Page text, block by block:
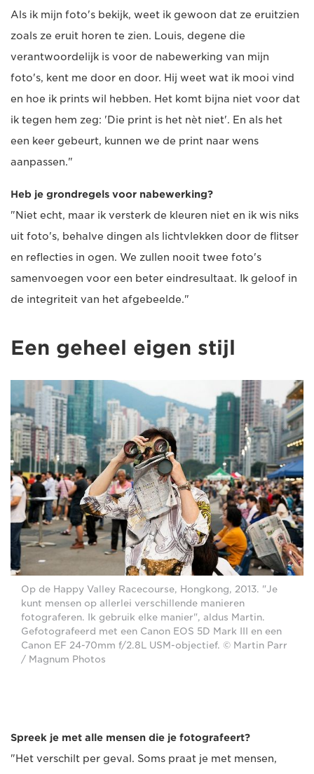
Als ik mijn foto's bekijk, weet ik gewoon dat ze eruitzien
zoals ze eruit horen te zien. Louis, degene die
verantwoordelijk is voor de nabewerking van mijn
foto's, kent me door en door. Hij weet wat ik mooi vind
en hoe ik prints wil hebben. Het komt bijna niet voor dat
ik tegen hem zeg: 'Die print is het nèt niet'. En als het
een keer gebeurt, kunnen we de print naar wens
aanpassen."
Heb je grondregels voor nabewerking?
"Niet echt, maar ik versterk de kleuren niet en ik wis niks
uit foto's, behalve dingen als lichtvlekken door de flitser
en reflecties in ogen. We zullen nooit twee foto's
samenvoegen voor een beter eindresultaat. Ik geloof in
de integriteit van het afgebeelde."
Een geheel eigen stijl
Op de Happy Valley Racecourse, Hongkong, 2013. "Je
kunt mensen op allerlei verschillende manieren
fotograferen. Ik gebruik elke manier", aldus Martin.
Gefotografeerd met een Canon EOS 5D Mark III en een
Canon EF 24-70mm f/2.8L USM-objectief. © Martin Parr
/ Magnum Photos
Spreek je met alle mensen die je fotografeert?
"Het verschilt per geval. Soms praat je met mensen,